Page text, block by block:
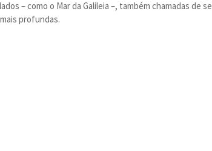
– como o Mar da Galileia –, também chamadas de
profundas.